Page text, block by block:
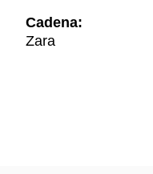
Cadena:
Zara